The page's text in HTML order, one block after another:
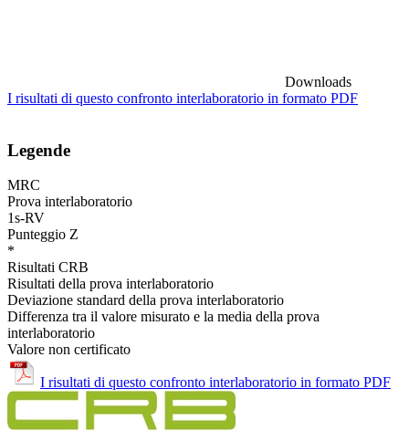
Downloads
I risultati di questo confronto interlaboratorio in formato PDF
Legende
MRC
Prova interlaboratorio
1s-RV
Punteggio Z
*
Risultati CRB
Risultati della prova interlaboratorio
Deviazione standard della prova interlaboratorio
Differenza tra il valore misurato e la media della prova
interlaboratorio
Valore non certificato
I risultati di questo confronto interlaboratorio in formato PDF